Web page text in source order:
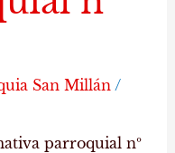
San Millán /
parroquial nº